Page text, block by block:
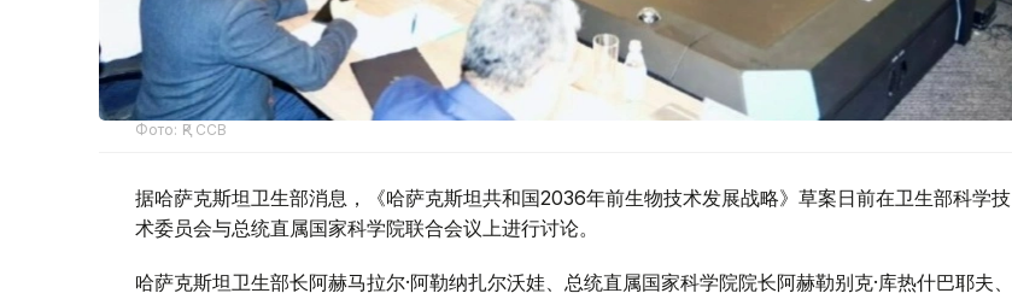
Фото: ҚР ССВ
据哈萨克斯坦卫生部消息，《哈萨克斯坦共和国2036年前生物技术发展战略》草案日前在卫生部科学技
术委员会与总统直属国家科学院联合会议上进行讨论。
哈萨克斯坦卫生部长阿赫马拉尔·阿勒纳扎尔沃娃、总统直属国家科学院院长阿赫勒别克·库热什巴耶夫、